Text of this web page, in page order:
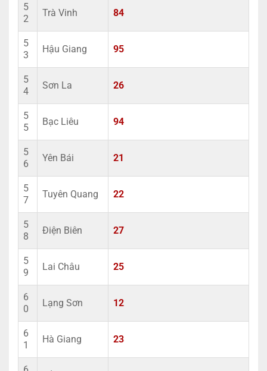
5
2
Trà Vinh 84
5
3
Hậu Giang 95
5
4
Sơn La 26
5
5
Bạc Liêu 94
5
6
Yên Bái 21
5
7
Tuyên Quang 22
5
8
Điện Biên 27
5
9
Lai Châu 25
6
0
Lạng Sơn 12
6
1
Hà Giang 23